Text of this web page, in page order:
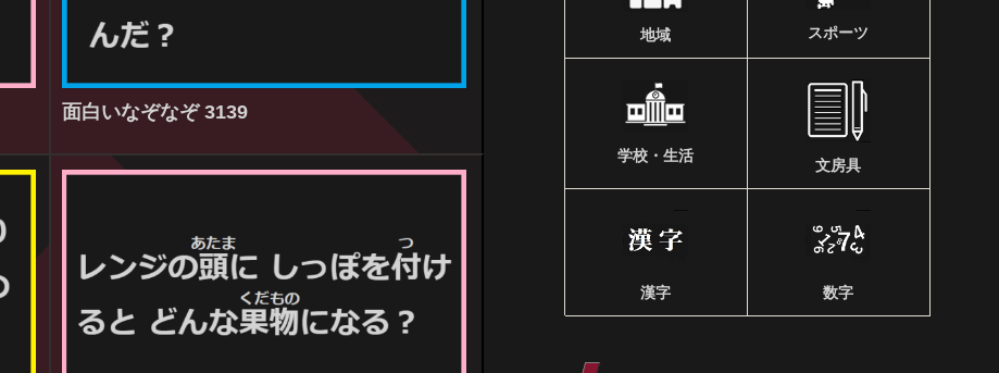
面白いなぞなぞ 3139
地域 スポーツ
学校・生活
文房具
漢字 数字